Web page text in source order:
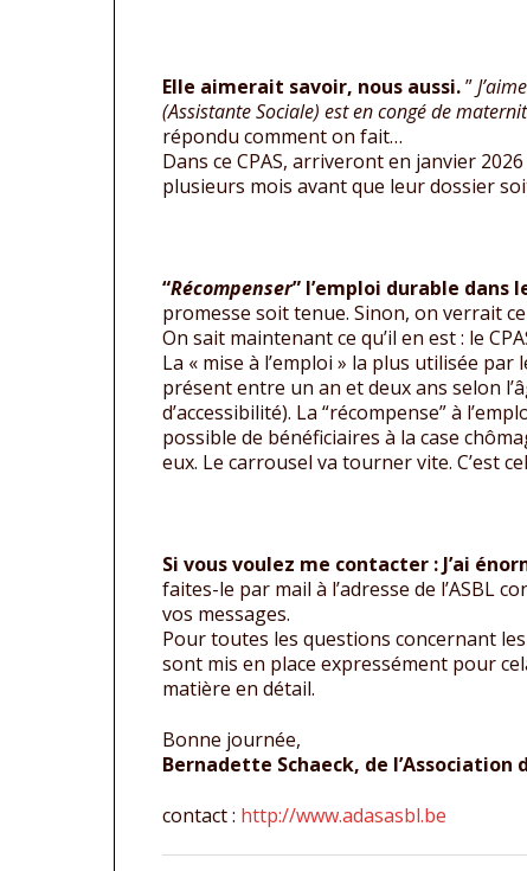
Elle aimerait savoir, nous aussi.”
(Assistante Sociale) est en congé de
répondu comment on fait…
Dans ce CPAS, arriveront en janvier
plusieurs mois avant que leur dossier
“Récompenser” l’emploi durable dans
promesse soit tenue. Sinon, on verrait
On sait maintenant ce qu’il en est : le
La « mise à l’emploi » la plus utilisée par
présent entre un an et deux ans selon
d’accessibilité). La “récompense” à
possible de bénéficiaires à la case
eux. Le carrousel va tourner vite. C’est
Si vous voulez me contacter : J’ai
faites-le par mail à l’adresse de l’ASBL
vos messages.
Pour toutes les questions concernant
sont mis en place expressément pour
matière en détail.
Bonne journée,
Bernadette Schaeck, de
contact : http://www.adasasbl.be